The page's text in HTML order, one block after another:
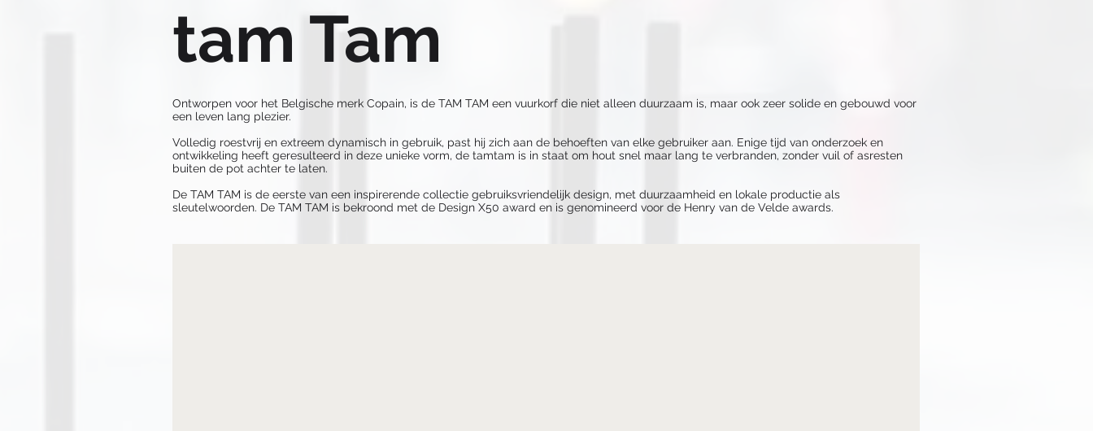
tam Tam
Ontworpen voor het Belgische merk Copain, is de TAM TAM een vuurkorf die niet alleen duurzaam is, maar ook zeer solide en gebouwd voor
een leven lang plezier.
Volledig roestvrij en extreem dynamisch in gebruik, past hij zich aan de behoeften van elke gebruiker aan. Enige tijd van onderzoek en
ontwikkeling heeft geresulteerd in deze unieke vorm, de tamtam is in staat om hout snel maar lang te verbranden, zonder vuil of asresten
buiten de pot achter te laten.
De TAM TAM is de eerste van een inspirerende collectie gebruiksvriendelijk design, met duurzaamheid en lokale productie als
sleutelwoorden. De TAM TAM is bekroond met de Design X50 award en is genomineerd voor de Henry van de Velde awards.